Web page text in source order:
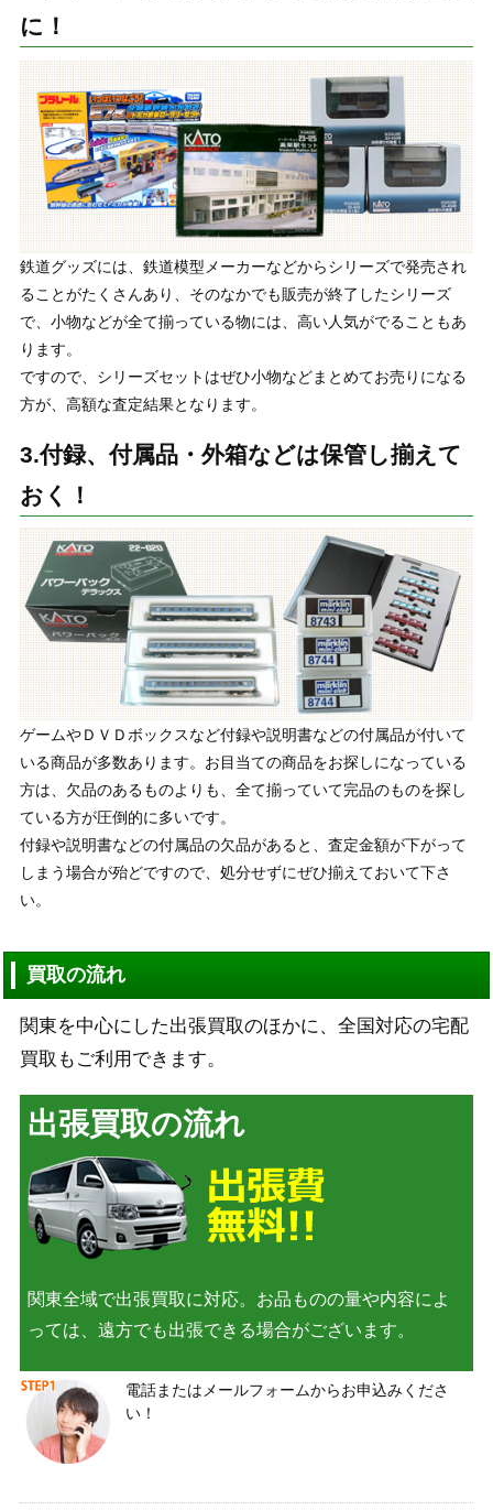
に！
鉄道グッズには、鉄道模型メーカーなどからシリーズで発売され
ることがたくさんあり、そのなかでも販売が終了したシリーズ
で、小物などが全て揃っている物には、高い人気がでることもあ
ります。
ですので、シリーズセットはぜひ小物などまとめてお売りになる
方が、高額な査定結果となります。
3.付録、付属品・外箱などは保管し揃えて
おく！
ゲームやＤＶＤボックスなど付録や説明書などの付属品が付いて
いる商品が多数あります。お目当ての商品をお探しになっている
方は、欠品のあるものよりも、全て揃っていて完品のものを探し
ている方が圧倒的に多いです。
付録や説明書などの付属品の欠品があると、査定金額が下がって
しまう場合が殆どですので、処分せずにぜひ揃えておいて下さ
い。
買取の流れ
関東を中心にした出張買取のほかに、全国対応の宅配
買取もご利用できます。
出張買取の流れ
関東全域で出張買取に対応。お品ものの量や内容によ
っては、遠方でも出張できる場合がございます。
電話またはメールフォームからお申込みくださ
い！